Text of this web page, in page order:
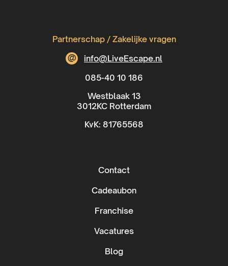
Partnerschap / Zakelijke vragen
@
info@LiveEscape.nl
085-40 10 186
Westblaak 13
3012KC Rotterdam
KvK: 81765568
Contact
Cadeaubon
Franchise
Vacatures
Blog